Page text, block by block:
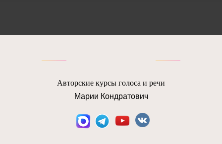
Авторские курсы голоса и речи
Марии Кондратович